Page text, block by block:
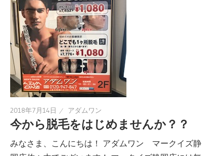
2018年7月14日 アダムワン
今から脱毛をはじめませんか？？
みなさま、こんにちは！ アダムワン マークイズ静